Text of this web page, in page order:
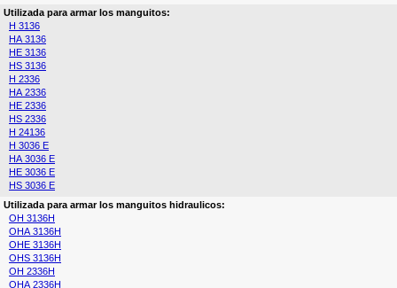
Utilizada para armar los manguitos:
H 3136
HA 3136
HE 3136
HS 3136
H 2336
HA 2336
HE 2336
HS 2336
H 24136
H 3036 E
HA 3036 E
HE 3036 E
HS 3036 E
Utilizada para armar los manguitos hidraulicos:
OH 3136H
OHA 3136H
OHE 3136H
OHS 3136H
OH 2336H
OHA 2336H